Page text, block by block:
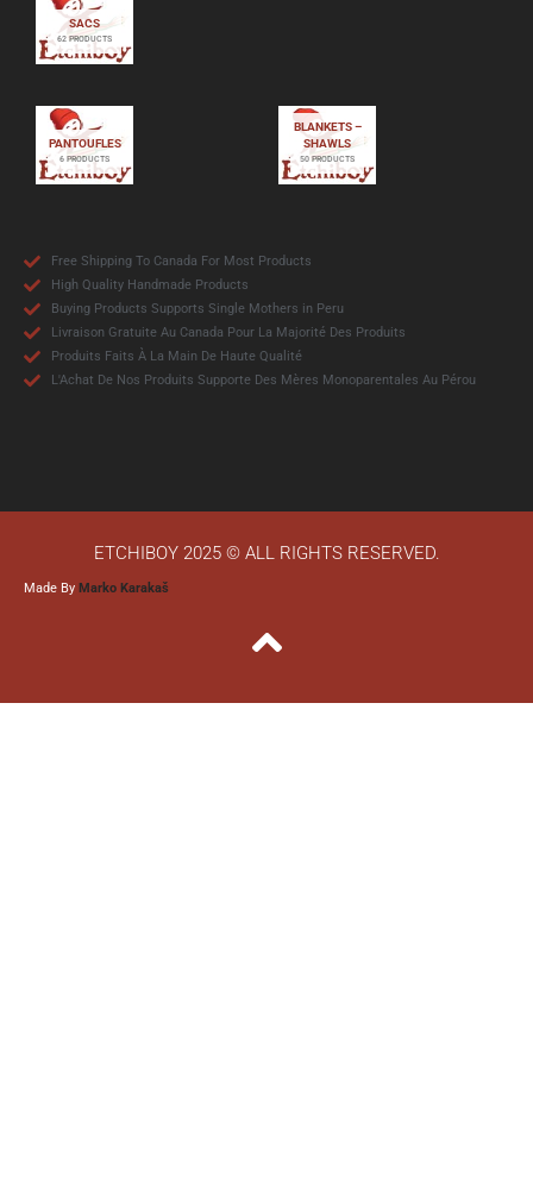
SACS
62 PRODUCTS
PANTOUFLES
6 PRODUCTS
BLANKETS –
SHAWLS
50 PRODUCTS
Free Shipping To Canada For Most Products
High Quality Handmade Products
Buying Products Supports Single Mothers in Peru
Livraison Gratuite Au Canada Pour La Majorité Des Produits
Produits Faits À La Main De Haute Qualité
L'Achat De Nos Produits Supporte Des Mères Monoparentales Au Pérou
ETCHIBOY 2025 © ALL RIGHTS RESERVED.
Made By Marko Karakaš